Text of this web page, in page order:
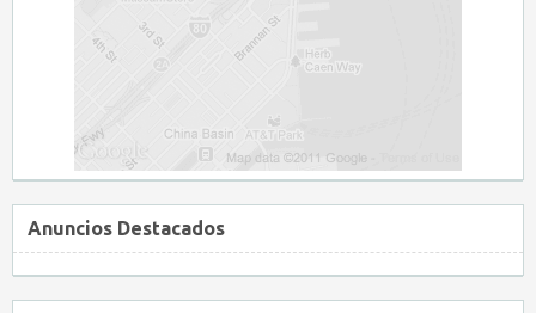
Anuncios Destacados